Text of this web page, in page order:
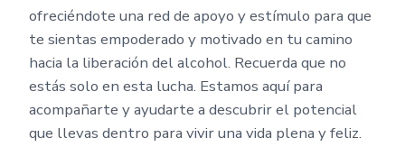
ofreciéndote una red de apoyo y estímulo para que
te sientas empoderado y motivado en tu camino
hacia la liberación del alcohol. Recuerda que no
estás solo en esta lucha. Estamos aquí para
acompañarte y ayudarte a descubrir el potencial
que llevas dentro para vivir una vida plena y feliz.